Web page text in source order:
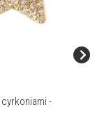
-